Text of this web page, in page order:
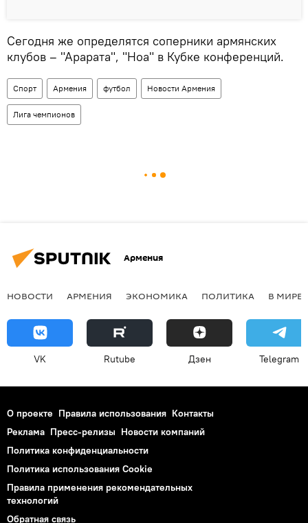
Сегодня же определятся соперники армянских
клубов – "Арарата", "Ноа" в Кубке конференций.
Спорт Армения футбол Новости Армения
Лига чемпионов
Армения
НОВОСТИ АРМЕНИЯ ЭКОНОМИКА ПОЛИТИКА В МИРЕ
VK Rutube Дзен Telegram
О проекте Правила использования Контакты
Реклама Пресс-релизы Новости компаний
Политика конфиденциальности
Политика использования Cookie
Правила применения рекомендательных
технологий
Обратная связь